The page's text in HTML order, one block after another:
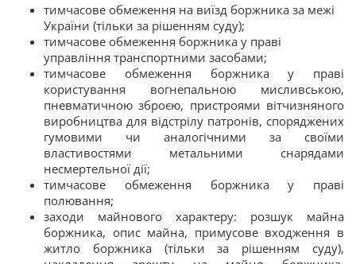
тимчасове обмеження на виїзд боржника за межі
України (тільки за рішенням суду);
тимчасове обмеження боржника у праві
управління транспортними засобами;
тимчасове обмеження боржника у праві
користування вогнепальною мисливською,
пневматичною зброєю, пристроями вітчизняного
виробництва для відстрілу патронів, споряджених
гумовими чи аналогічними за своїми
властивостями метальними снарядами
несмертельної дії;
тимчасове обмеження боржника у праві
полювання;
заходи майнового характеру: розшук майна
боржника, опис майна, примусове входження в
житло боржника (тільки за рішенням суду),